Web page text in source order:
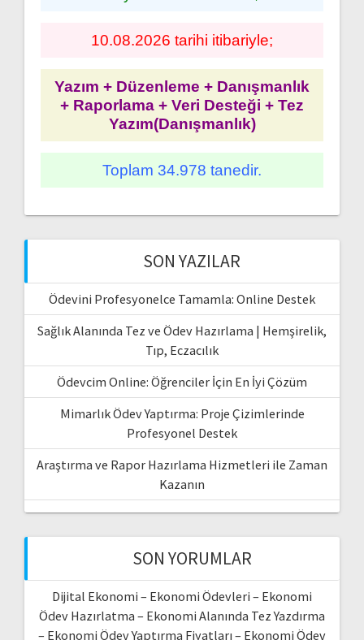
10.08.2026 tarihi itibariyle;
Yazım + Düzenleme + Danışmanlık
+ Raporlama + Veri Desteği + Tez
Yazım(Danışmanlık)
Toplam 34.978 tanedir.
SON YAZILAR
Ödevini Profesyonelce Tamamla: Online Destek
Sağlık Alanında Tez ve Ödev Hazırlama | Hemşirelik,
Tıp, Eczacılık
Ödevcim Online: Öğrenciler İçin En İyi Çözüm
Mimarlık Ödev Yaptırma: Proje Çizimlerinde
Profesyonel Destek
Araştırma ve Rapor Hazırlama Hizmetleri ile Zaman
Kazanın
SON YORUMLAR
Dijital Ekonomi – Ekonomi Ödevleri – Ekonomi
Ödev Hazırlatma – Ekonomi Alanında Tez Yazdırma
– Ekonomi Ödev Yaptırma Fiyatları – Ekonomi Ödev